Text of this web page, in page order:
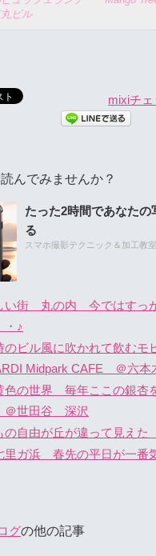
ビル
mixiチェ
んでみませんか？
たった2時間であなたの
る
スマホ撮影テクニック＆加工教
い街 丸の内 今ではすっ
・♪
のビル風に吹かれて飲む
Midpark CAFE ＠六本
色の世界 毎年ここの銀杏
世田谷 深沢
の自由が丘が違って見え
里ガ浜 春先の平日が一番
グの他の記事